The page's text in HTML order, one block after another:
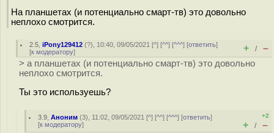
На планшетах (и потенциально смарт-тв) это довольно
неплохо смотрится.
2.5 ,iPony129412 (?), 10:40, 09/05/2021 [^] [^^] [^^^] [ответить]
[к модератору] + / –
> а планшетах (и потенциально смарт-тв) это довольно
неплохо смотрится.
Ты это используешь?
3.9 ,Аноним (3), 11:02, 09/05/2021 [^] [^^] [^^^] [ответить]
[к модератору]
+2
+ / –